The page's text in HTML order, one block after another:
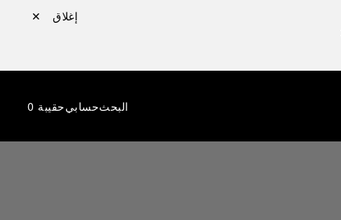
إغلاق ✕
البحثحسابيحقيبة 0